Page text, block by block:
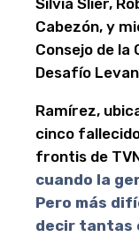
Silvia Slier,
Cabezón, y
Consejo de la
Desafío
Ramírez,
cinco
frontis de
cuando la
Pero más
decir tantas